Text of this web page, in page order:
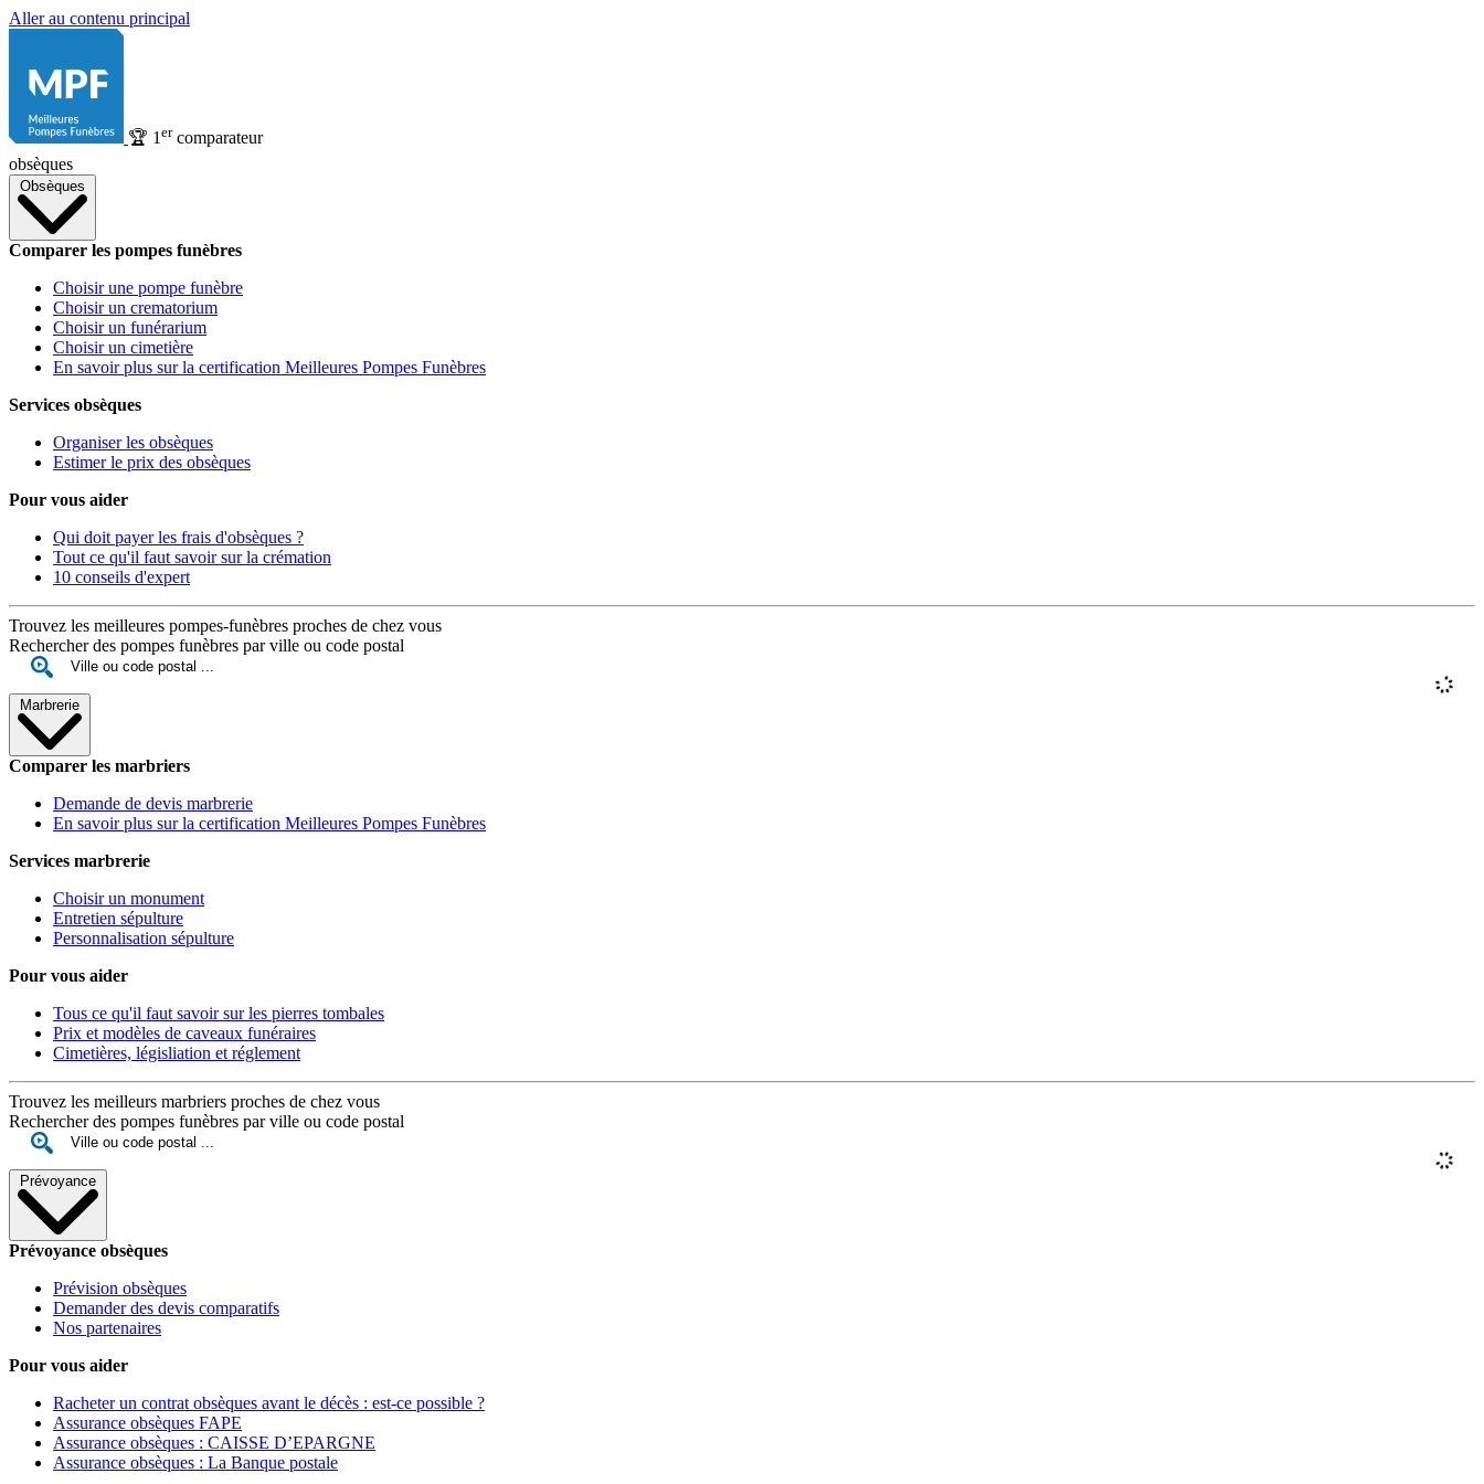
Aller au contenu principal
🏆 1 ercomparateur
obsèques
Obsèques
Comparer les pompes funèbres
Choisir une pompe funèbre
Choisir un crematorium
Choisir un funérarium
Choisir un cimetière
En savoir plus sur la certification Meilleures Pompes Funèbres
Services obsèques
Organiser les obsèques
Estimer le prix des obsèques
Pour vous aider
Qui doit payer les frais d'obsèques ?
Tout ce qu'il faut savoir sur la crémation
10 conseils d'expert
Trouvez les meilleures pompes-funèbres proches de chez vous
Rechercher des pompes funèbres par ville ou code postal
Marbrerie
Comparer les marbriers
Demande de devis marbrerie
En savoir plus sur la certification Meilleures Pompes Funèbres
Services marbrerie
Choisir un monument
Entretien sépulture
Personnalisation sépulture
Pour vous aider
Tous ce qu'il faut savoir sur les pierres tombales
Prix et modèles de caveaux funéraires
Cimetières, législiation et réglement
Trouvez les meilleurs marbriers proches de chez vous
Rechercher des pompes funèbres par ville ou code postal
Prévoyance
Prévoyance obsèques
Prévision obsèques
Demander des devis comparatifs
Nos partenaires
Pour vous aider
Racheter un contrat obsèques avant le décès : est-ce possible ?
Assurance obsèques FAPE
Assurance obsèques : CAISSE D’EPARGNE
Assurance obsèques : La Banque postale